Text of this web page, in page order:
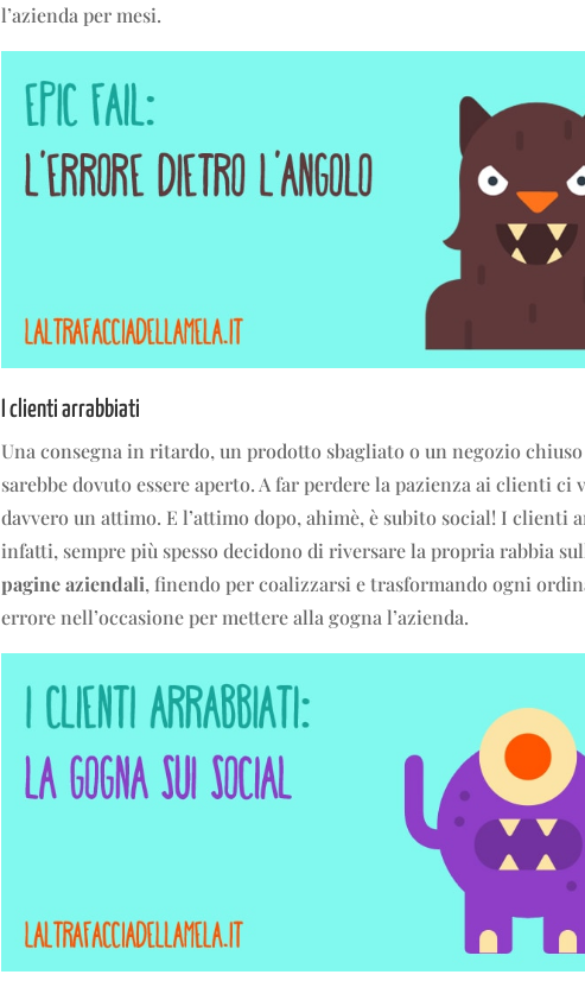
l’azienda per mesi.
I clienti arrabbiati
Una consegna in ritardo, un prodotto sbagliato o un negozio
sarebbe dovuto essere aperto. A far perdere la pazienza ai clienti ci
davvero un attimo. E l’attimo dopo, ahimè, è subito social! I clienti
infatti, sempre più spesso decidono di riversare la propria rabbia
pagine aziendali, finendo per coalizzarsi e trasformando ogni
errore nell’occasione per mettere alla gogna l’azienda.